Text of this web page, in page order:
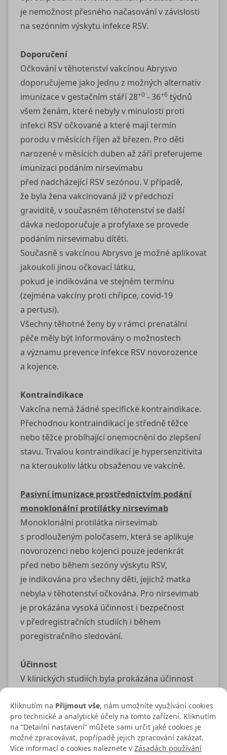
je nemožnost přesného načasování v závislosti
na sezónním výskytu infekce RSV.
Doporučení
Očkování v těhotenství vakcínou Abrysvo
doporučujeme jako jednu z možných alternativ
imunizace v gestačním stáří 28+0 ‑ 36+6 týdnů
všem ženám, které nebyly v minulosti proti
infekci RSV očkované a které mají termín
porodu v měsících říjen až březen. Pro děti
narozené v měsících duben až září preferujeme
imunizaci podáním nirsevimabu
před nadcházející RSV sezónou. V případě,
že byla žena vakcinovaná již v předchozí
graviditě, v současném těhotenství se další
dávka nedoporučuje a profylaxe se provede
podáním nirsevimabu dítěti.
Současně s vakcínou Abrysvo je možné aplikovat
jakoukoli jinou očkovací látku,
pokud je indikována ve stejném termínu
(zejména vakcíny proti chřipce, covid‑19
a pertusi).
Všechny těhotné ženy by v rámci prenatální
péče měly být informovány o možnostech
a významu prevence infekce RSV novorozence
a kojence.
Kontraindikace
Vakcína nemá žádné specifické kontraindikace.
Přechodnou kontraindikací je středně těžce
nebo těžce probíhající onemocnění do zlepšení
stavu. Trvalou kontraindikací je hypersenzitivita
na kteroukoliv látku obsaženou ve vakcíně.
Pasivní imunizace prostřednictvím podání
monoklonální protilátky nirsevimab
Monoklonální protilátka nirsevimab
s prodlouženým poločasem, která se aplikuje
novorozenci nebo kojenci pouze jedenkrát
před nebo během sezóny výskytu RSV,
je indikována pro všechny děti, jejichž matka
nebyla v těhotenství očkována. Pro nirsevimab
je prokázána vysoká účinnost i bezpečnost
v předregistračních studiích i během
poregistračního sledování.
Účinnost
V klinických studiích byla prokázána účinnost
vyvolaných RSV sdružených s návštěvou lékaře,
81 % v prevenci infekcí RSV dolních cest
dýchacích sdružených s hospitalizací a 90 %
v prevenci infekcí RSV dolních cest dýchacích
Kliknutím na Přijmout vše, nám umožníte využívání cookies
pro technické a analytické účely na tomto zařízení. Kliknutím
na “Detailní nastavení” můžete sami určit jaké cookies je
možné zpracovávat, popřípadě jejich zpracování zakázat.
Více informací o cookies naleznete v Zásadách používání